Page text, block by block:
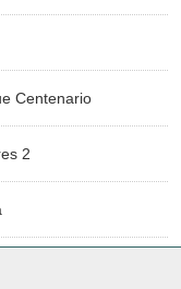
Centenario
2